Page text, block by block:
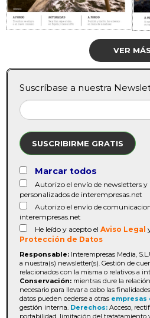
VER MÁS
Suscríbase a nuestra
SUSCRIBIRME GRATIS
Marcar todos
Autorizo el envío de newsletters
personalizados de interempresas.net
Autorizo el envío de
interempresas.net
He leído y acepto el Aviso Legal
Protección de Datos
Responsable: Interempresas Media,
a nuestra(s) newsletter(s). Gestión de
relacionados con la misma o relativos a
Conservación: mientras dure la
necesario para llevar a cabo las
datos pueden cederse a otras
gestión interna. Derechos: Acceso,